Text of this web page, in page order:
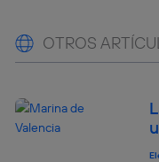
OTROS